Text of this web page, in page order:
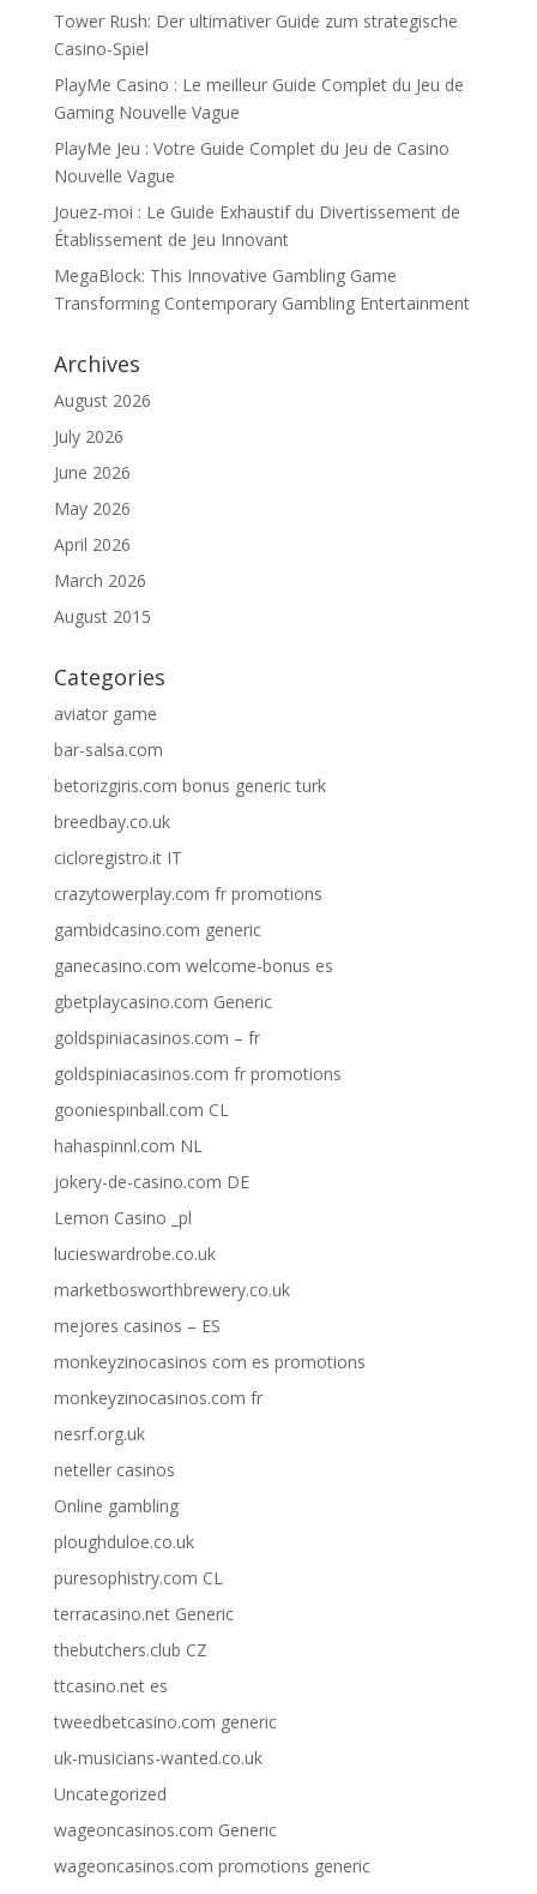
Tower Rush: Der ultimativer Guide zum strategische
Casino-Spiel
PlayMe Casino : Le meilleur Guide Complet du Jeu de
Gaming Nouvelle Vague
PlayMe Jeu : Votre Guide Complet du Jeu de Casino
Nouvelle Vague
Jouez-moi : Le Guide Exhaustif du Divertissement de
Établissement de Jeu Innovant
MegaBlock: This Innovative Gambling Game
Transforming Contemporary Gambling Entertainment
Archives
August 2026
July 2026
June 2026
May 2026
April 2026
March 2026
August 2015
Categories
aviator game
bar-salsa.com
betorizgiris.com bonus generic turk
breedbay.co.uk
cicloregistro.it IT
crazytowerplay.com fr promotions
gambidcasino.com generic
ganecasino.com welcome-bonus es
gbetplaycasino.com Generic
goldspiniacasinos.com – fr
goldspiniacasinos.com fr promotions
gooniespinball.com CL
hahaspinnl.com NL
jokery-de-casino.com DE
Lemon Casino _pl
lucieswardrobe.co.uk
marketbosworthbrewery.co.uk
mejores casinos – ES
monkeyzinocasinos com es promotions
monkeyzinocasinos.com fr
nesrf.org.uk
neteller casinos
Online gambling
ploughduloe.co.uk
puresophistry.com CL
terracasino.net Generic
thebutchers.club CZ
ttcasino.net es
tweedbetcasino.com generic
uk-musicians-wanted.co.uk
Uncategorized
wageoncasinos.com Generic
wageoncasinos.com promotions generic